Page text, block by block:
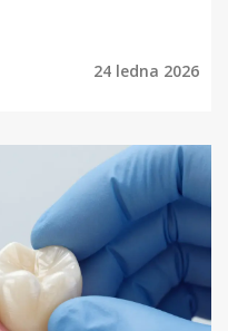
24 ledna 2026